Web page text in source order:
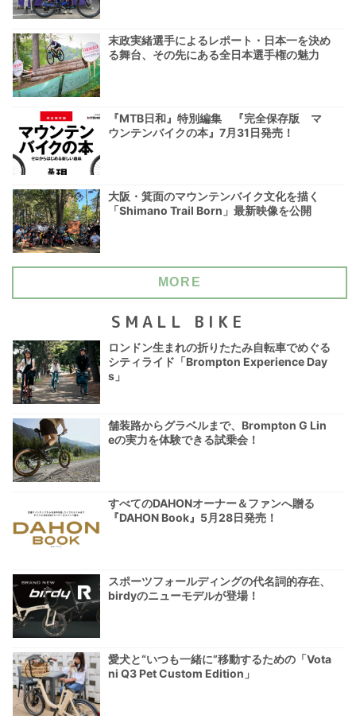
末政実緒選手によるレポート・日本一を決め
る舞台、その先にある全日本選手権の魅力
『MTB日和』特別編集 『完全保存版 マ
ウンテンバイクの本』7月31日発売！
大阪・箕面のマウンテンバイク文化を描く
「Shimano Trail Born」最新映像を公開
MORE
SMALL BIKE
ロンドン生まれの折りたたみ自転車でめぐる
シティライド「Brompton Experience Day
s」
舗装路からグラベルまで、Brompton G Lin
eの実力を体験できる試乗会！
すべてのDAHONオーナー＆ファンへ贈る
『DAHON Book』5月28日発売！
スポーツフォールディングの代名詞的存在、
birdyのニューモデルが登場！
愛犬と“いつも一緒に”移動するための「Vota
ni Q3 Pet Custom Edition」